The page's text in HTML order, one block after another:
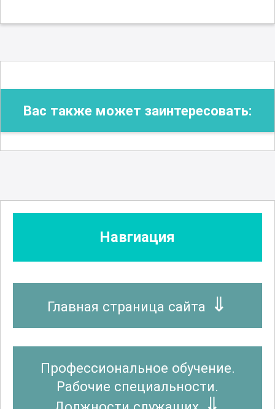
Вас также может заинтересовать:
Навгиация
Главная страница сайта
Профессиональное обучение.
Рабочие специальности.